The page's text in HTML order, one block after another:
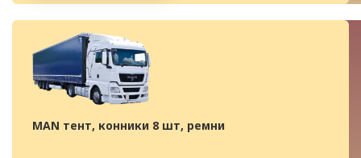
MAN тент, конники 8 шт, ремни